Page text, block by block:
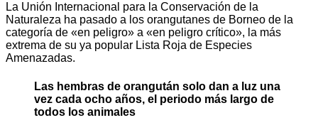
La Unión Internacional para la Conservación de la
Naturaleza ha pasado a los orangutanes de Borneo de la
categoría de «en peligro» a «en peligro crítico», la más
extrema de su ya popular Lista Roja de Especies
Amenazadas.
Las hembras de orangután solo dan a luz una
vez cada ocho años, el periodo más largo de
todos los animales